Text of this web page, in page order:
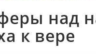
над
к вере